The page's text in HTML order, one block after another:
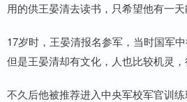
用的供王晏清去读书，只希望他有一天
17岁时，王晏清报名参军，当时国军
但是王晏清却有文化，人也比较机灵，
不久后他被推荐进入中央军校军官训